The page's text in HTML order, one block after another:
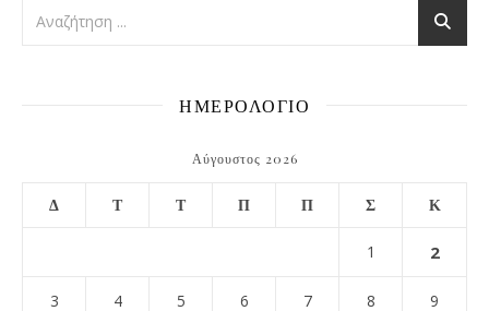
ΗΜΕΡΟΛΟΓΙΟ
Αύγουστος 2026
Δ Τ Τ Π Π Σ Κ
1 2
3 4 5 6 7 8 9